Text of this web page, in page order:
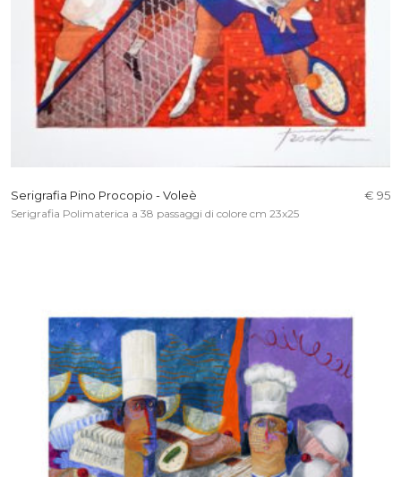
Serigrafia Pino Procopio - Voleè € 95
Serigrafia Polimaterica a 38 passaggi di colore cm 23x25